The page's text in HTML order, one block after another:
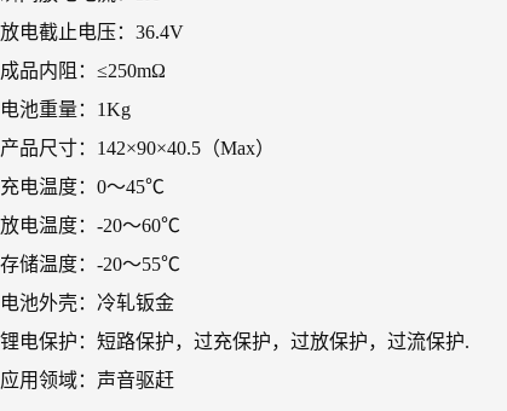
放电截止电压：36.4V
成品内阻：≤250mΩ
电池重量：1Kg
产品尺寸：142×90×40.5（Max）
充电温度：0～45℃
放电温度：-20～60℃
存储温度：-20～55℃
电池外壳：冷轧钣金
锂电保护：短路保护，过充保护，过放保护，过流保护.
应用领域：声音驱赶